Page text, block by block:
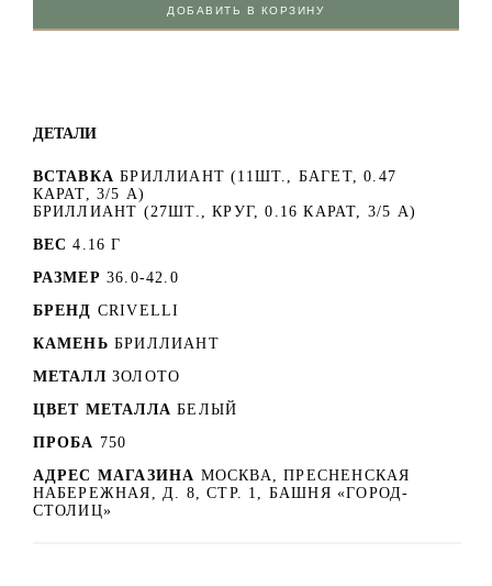
ДОБАВИТЬ В КОРЗИНУ
ДЕТАЛИ
ВСТАВКА БРИЛЛИАНТ (11ШТ., БАГЕТ, 0.47
КАРАТ, 3/5 А)
БРИЛЛИАНТ (27ШТ., КРУГ, 0.16 КАРАТ, 3/5 А)
ВЕС 4.16 Г
РАЗМЕР 36.0-42.0
БРЕНД CRIVELLI
КАМЕНЬ БРИЛЛИАНТ
МЕТАЛЛ ЗОЛОТО
ЦВЕТ МЕТАЛЛА БЕЛЫЙ
ПРОБА 750
АДРЕС МАГАЗИНА МОСКВА, ПРЕСНЕНСКАЯ
НАБЕРЕЖНАЯ, Д. 8, СТР. 1, БАШНЯ «ГОРОД-
СТОЛИЦ»